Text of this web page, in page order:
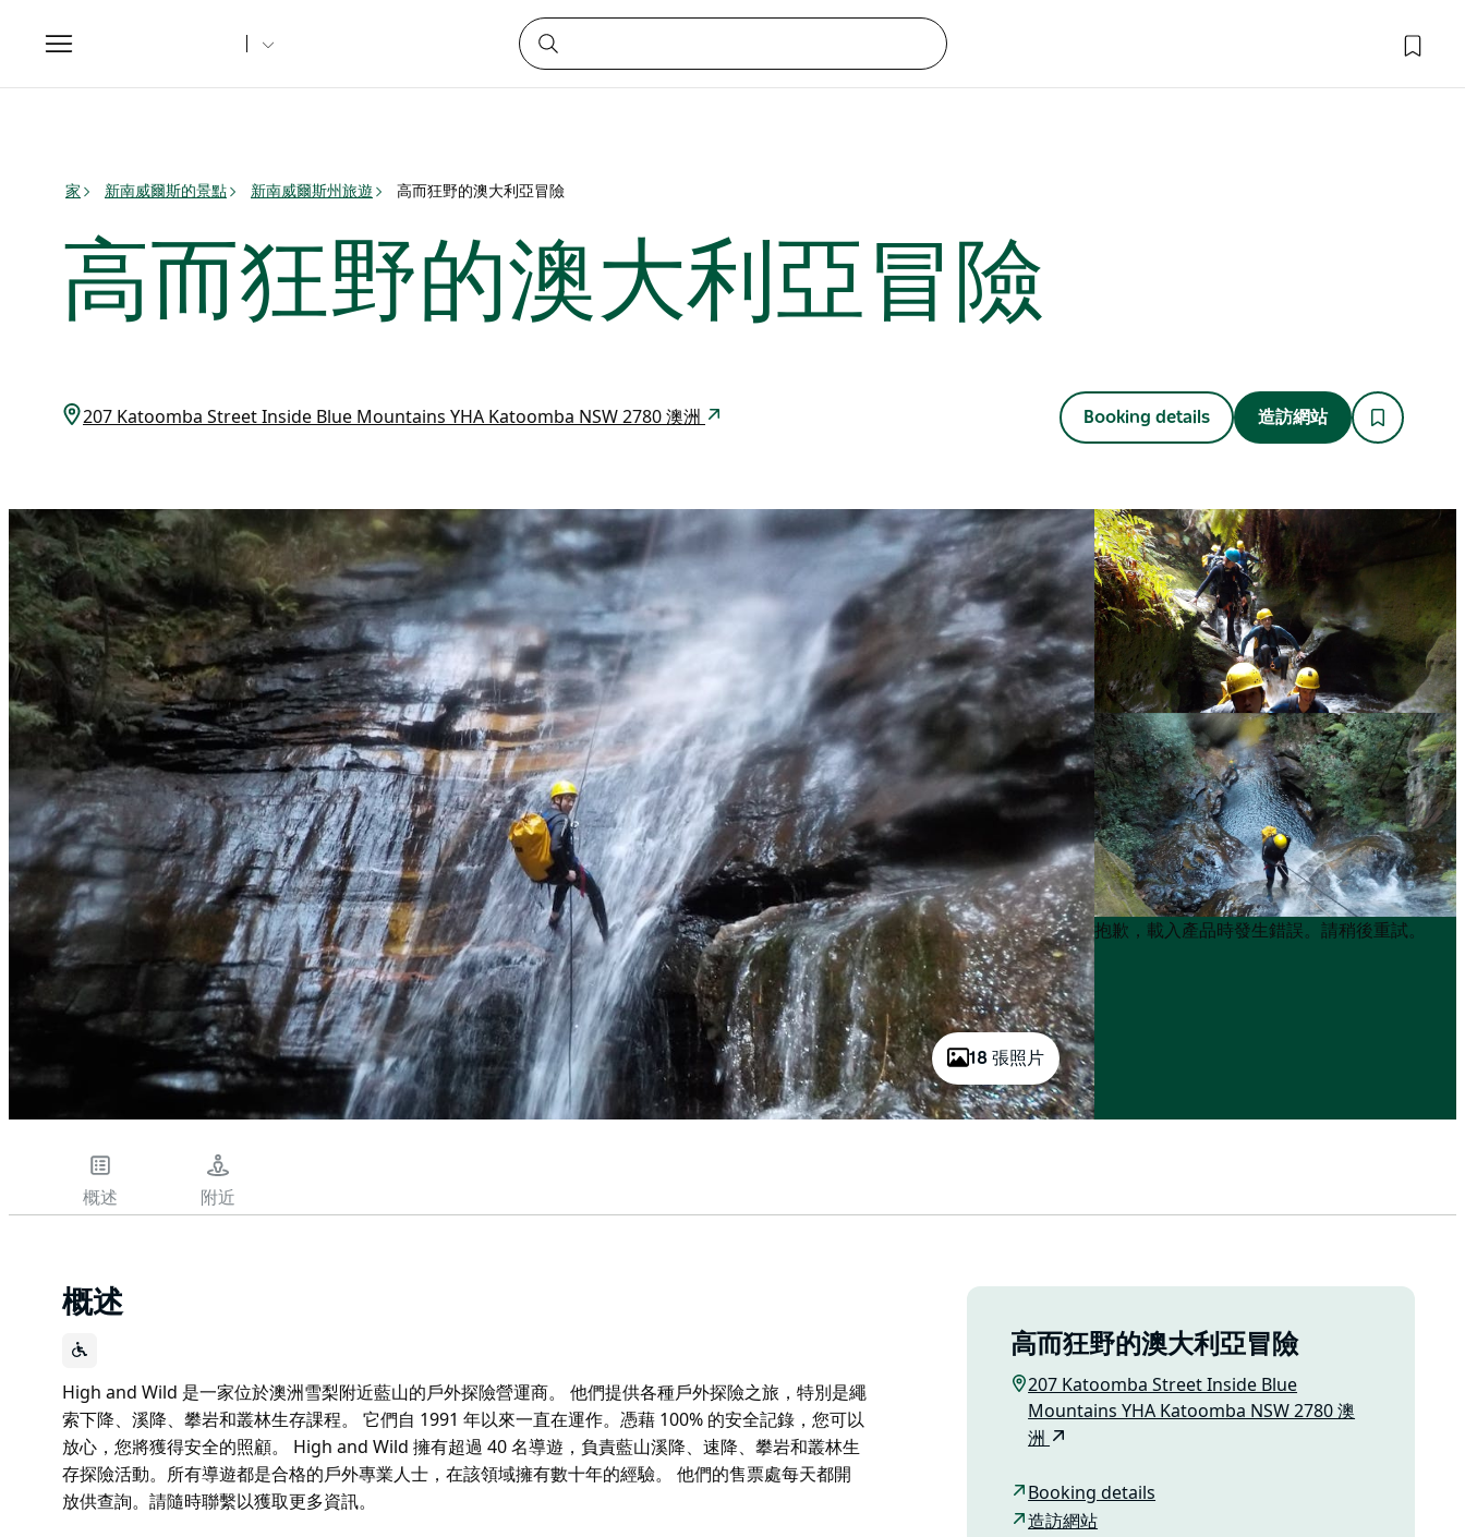
Toggle
navigation
家 新南威爾斯的景點 新南威爾斯州旅遊 高而狂野的澳大利亞冒險
高而狂野的澳大利亞冒險
207 Katoomba Street Inside Blue Mountains YHA Katoomba NSW 2780 澳洲 Booking details 造訪網站
18 張照片
Product
List
Product
List
抱歉，載入產品時發生錯誤。請稍後重試。
概述 附近
概述
High and Wild 是一家位於澳洲雪梨附近藍山的戶外探險營運商。 他們提供各種戶外探險之旅，特別是繩
索下降、溪降、攀岩和叢林生存課程。 它們自 1991 年以來一直在運作。憑藉 100% 的安全記錄，您可以
放心，您將獲得安全的照顧。 High and Wild 擁有超過 40 名導遊，負責藍山溪降、速降、攀岩和叢林生
存探險活動。所有導遊都是合格的戶外專業人士，在該領域擁有數十年的經驗。 他們的售票處每天都開
放供查詢。請隨時聯繫以獲取更多資訊。
高而狂野的澳大利亞冒險
207 Katoomba Street Inside Blue
Mountains YHA Katoomba NSW 2780 澳
洲
Booking details
造訪網站